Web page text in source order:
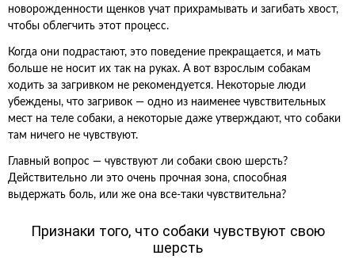
новорожденности щенков учат прихрамывать и загибать хвост,
чтобы облегчить этот процесс.
Когда они подрастают, это поведение прекращается, и мать
больше не носит их так на руках. А вот взрослым собакам
ходить за загривком не рекомендуется. Некоторые люди
убеждены, что загривок — одно из наименее чувствительных
мест на теле собаки, а некоторые даже утверждают, что собаки
там ничего не чувствуют.
Главный вопрос — чувствуют ли собаки свою шерсть?
Действительно ли это очень прочная зона, способная
выдержать боль, или же она все-таки чувствительна?
Признаки того, что собаки чувствуют свою
шерсть